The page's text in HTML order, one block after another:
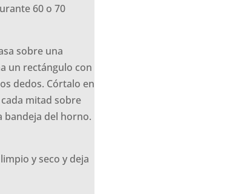
60 o 70
sobre una
un rectángulo con
dedos. Córtalo en
mitad sobre
bandeja del horno.
y seco y deja